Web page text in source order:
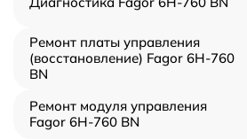
Ремонт платы управления
(восстановление) Fagor 6H-760
BN
Ремонт модуля управления
Fagor 6H-760 BN